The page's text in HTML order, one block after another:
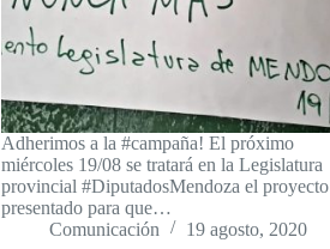
Adherimos a la #campaña! El próximo
miércoles 19/08 se tratará en la Legislatura
provincial #DiputadosMendoza el proyecto
presentado para que…
Comunicación
19 agosto, 2020